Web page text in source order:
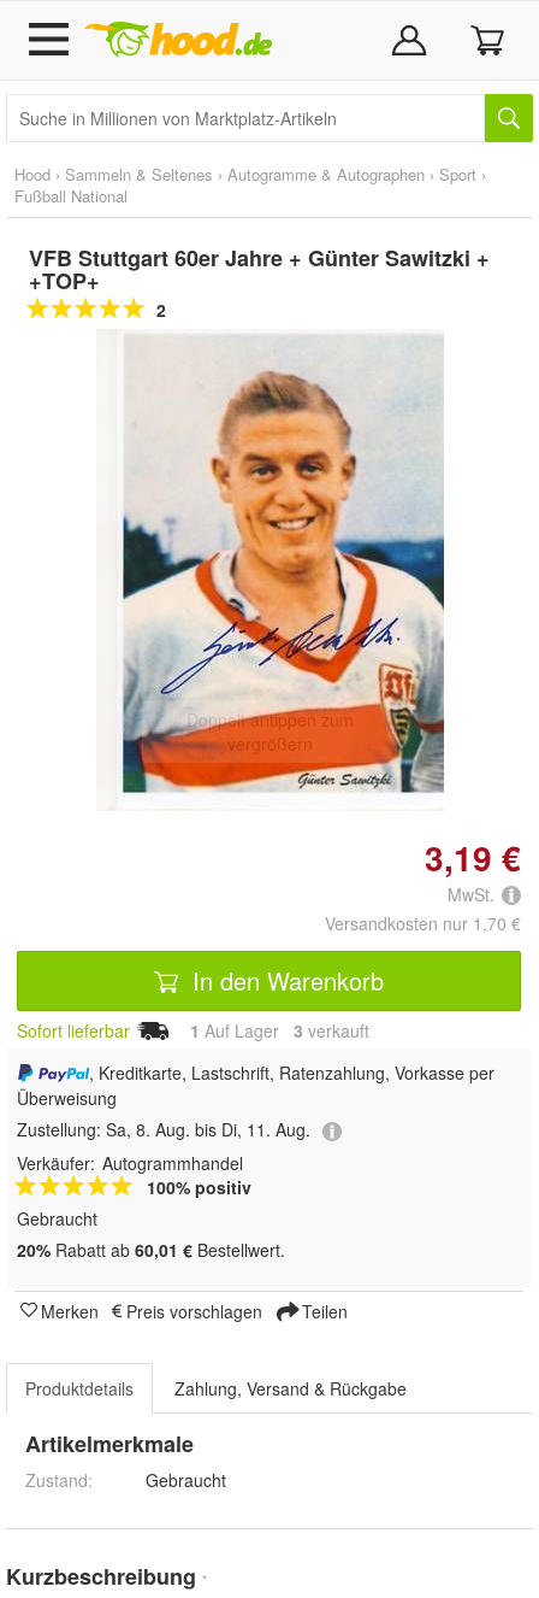
Hood › Sammeln & Seltenes › Autogramme & Autographen › Sport ›
Fußball National
VFB Stuttgart 60er Jahre + Günter Sawitzki +
+TOP+
2
Doppelt antippen zum
vergrößern
3,19 €
MwSt.
Versandkosten nur 1,70 €
In den Warenkorb
Sofort lieferbar 1 Auf Lager 3 verkauft
, Kreditkarte, Lastschrift, Ratenzahlung, Vorkasse per
Überweisung
Zustellung: Sa, 8. Aug. bis Di, 11. Aug.
Verkäufer: Autogrammhandel
100% positiv
Gebraucht
20% Rabatt ab 60,01 € Bestellwert.
Merken Preis vorschlagen Teilen
Produktdetails Zahlung, Versand & Rückgabe
Artikelmerkmale
Zustand: Gebraucht
Kurzbeschreibung *